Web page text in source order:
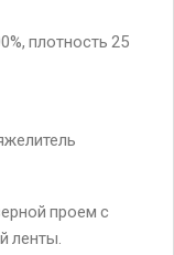
плотность 25
проем с
ленты.